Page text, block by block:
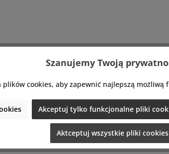
Szanujemy Twoją
plików cookies, aby zapewnić najlepszą możliwą
Akceptuj tylko funkcjonalne pliki
Aktceptuj wszystkie pliki cookies